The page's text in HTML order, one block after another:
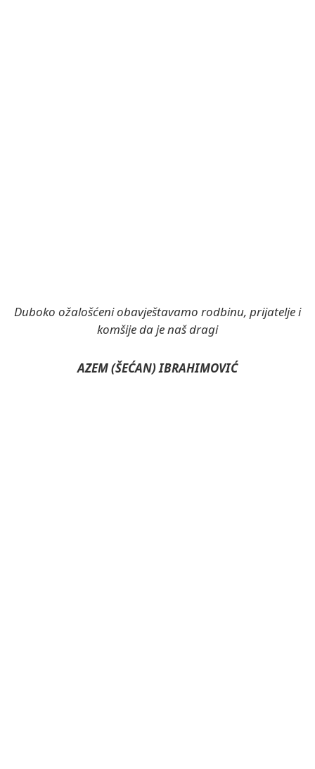
Duboko ožalošćeni obavještavamo rodbinu, prijatelje i
komšije da je naš dragi
AZEM (ŠEĆAN) IBRAHIMOVIĆ